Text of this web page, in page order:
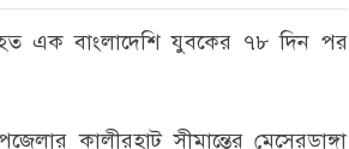
এক বাংলাদেশি যুবকের ৭৮ দিন পর
কালীরহাট সীমান্তের মেসেরডাঙ্গা